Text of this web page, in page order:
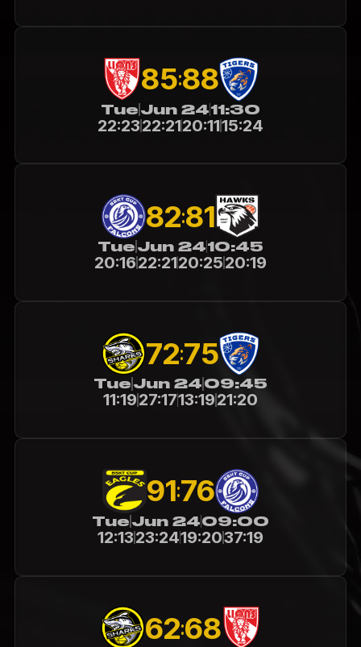
85:88
TueJun 2411:30
22:2322:2120:1115:24
82:81
TueJun 2410:45
20:1622:2120:2520:19
72:75
TueJun 2409:45
11:1927:1713:1921:20
91:76
TueJun 2409:00
12:1323:2419:2037:19
62:68